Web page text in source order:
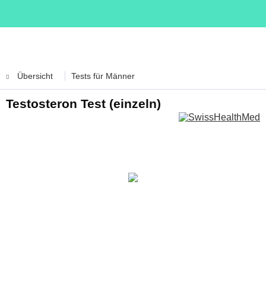
Übersicht Tests für Männer
Testosteron Test (einzeln)